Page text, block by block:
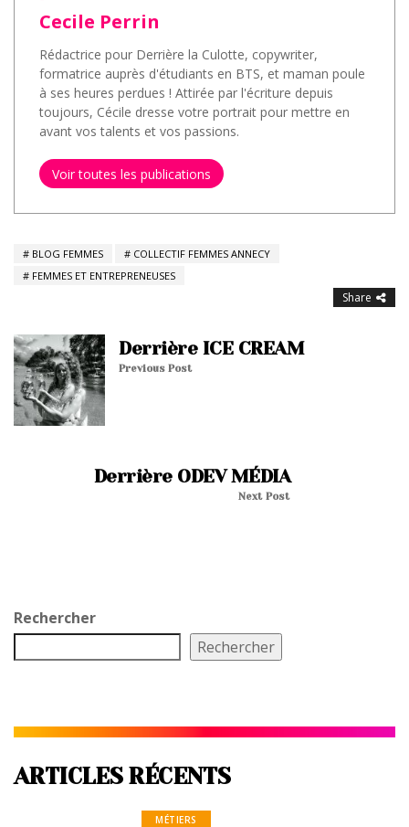
Cecile Perrin
Rédactrice pour Derrière la Culotte, copywriter,
formatrice auprès d'étudiants en BTS, et maman poule
à ses heures perdues ! Attirée par l'écriture depuis
toujours, Cécile dresse votre portrait pour mettre en
avant vos talents et vos passions.
Voir toutes les publications
BLOG FEMMES
COLLECTIF FEMMES ANNECY
FEMMES ET ENTREPRENEUSES
Share
Derrière ICE CREAM
Previous Post
Derrière ODEV MÉDIA
Next Post
Rechercher
Rechercher
ARTICLES RÉCENTS
MÉTIERS